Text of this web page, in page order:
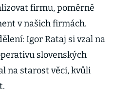
firmu, poměrně
v našich firmách.
Igor Rataj si vzal na
slovenských
na starost věci, kvůli